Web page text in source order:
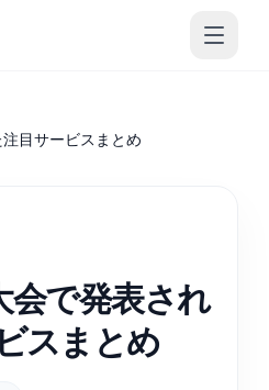
目サービスまとめ
会で発表され
スまとめ